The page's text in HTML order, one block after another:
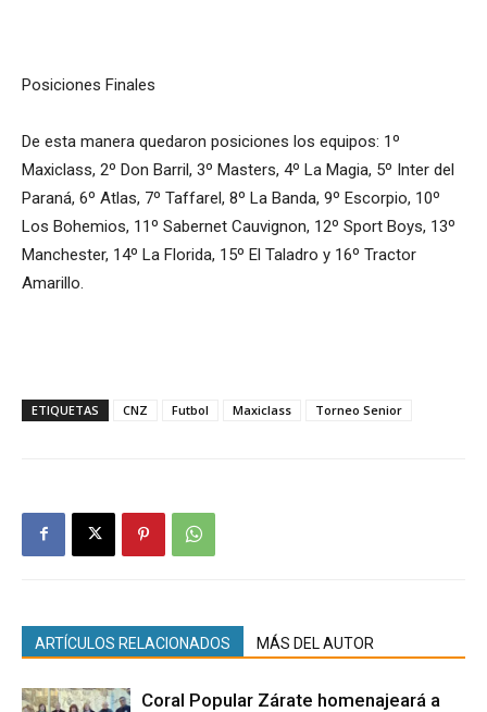
Posiciones Finales
De esta manera quedaron posiciones los equipos: 1º
Maxiclass, 2º Don Barril, 3º Masters, 4º La Magia, 5º Inter del
Paraná, 6º Atlas, 7º Taffarel, 8º La Banda, 9º Escorpio, 10º
Los Bohemios, 11º Sabernet Cauvignon, 12º Sport Boys, 13º
Manchester, 14º La Florida, 15º El Taladro y 16º Tractor
Amarillo.
ETIQUETAS CNZ Futbol Maxiclass Torneo Senior
ARTÍCULOS RELACIONADOS MÁS DEL AUTOR
Coral Popular Zárate homenajeará a